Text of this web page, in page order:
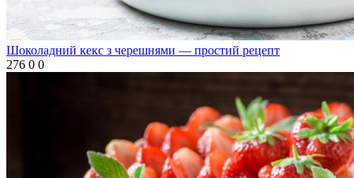
Шоколадний кекс з черешнями — простий рецепт
276 0 0